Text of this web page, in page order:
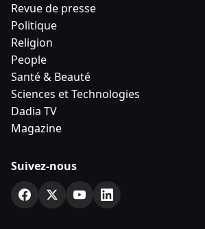
Revue de presse
Politique
Religion
People
Santé & Beauté
Sciences et Technologies
Dadia TV
Magazine
Suivez-nous